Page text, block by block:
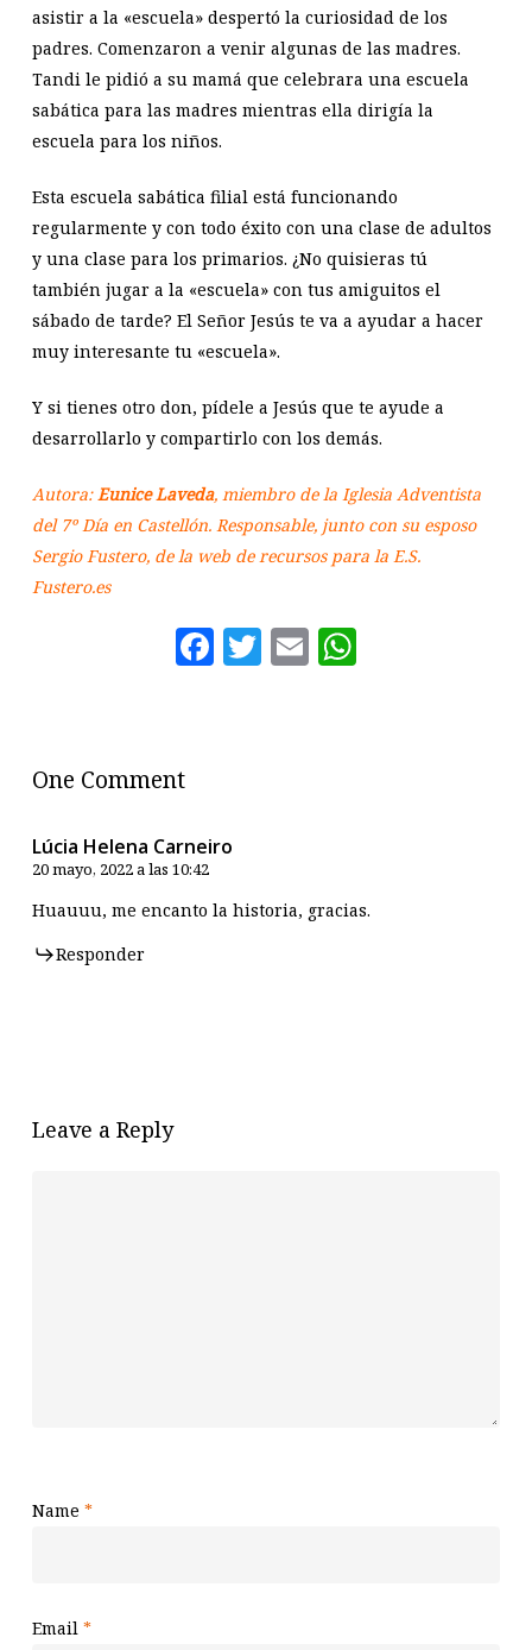
asistir a la «escuela» despertó la curiosidad de los
padres. Comenzaron a venir algunas de las madres.
Tandi le pidió a su mamá que celebrara una escuela
sabática para las madres mientras ella dirigía la
escuela para los niños.
Esta escuela sabática filial está funcionando
regularmente y con todo éxito con una clase de adultos
y una clase para los primarios. ¿No quisieras tú
también jugar a la «escuela» con tus amiguitos el
sábado de tarde? El Señor Jesús te va a ayudar a hacer
muy interesante tu «escuela».
Y si tienes otro don, pídele a Jesús que te ayude a
desarrollarlo y compartirlo con los demás.
Autora:Eunice Laveda, miembro de la Iglesia Adventista
del 7º Día en Castellón. Responsable, junto con su esposo
Sergio Fustero, de la web de recursos para la E.S.
Fustero.es
Facebook
Twitter
Email
One Comment
Lúcia Helena Carneiro
20 mayo, 2022 a las 10:42
Huauuu, me encanto la historia, gracias.
Responder
Leave a Reply
Name *
Email *